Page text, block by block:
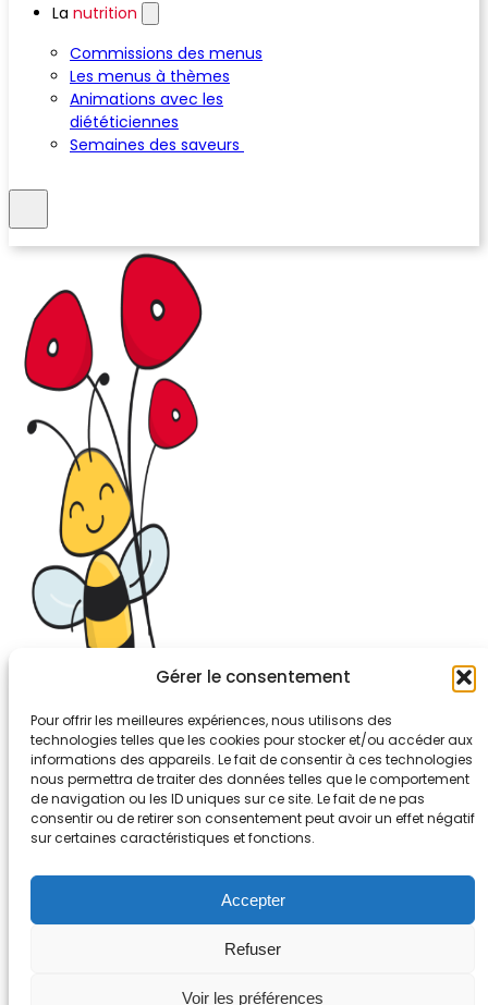
Gérer le consentement
Pour offrir les meilleures expériences, nous utilisons des
technologies telles que les cookies pour stocker et/ou accéder aux
informations des appareils. Le fait de consentir à ces technologies
nous permettra de traiter des données telles que le comportement
de navigation ou les ID uniques sur ce site. Le fait de ne pas
consentir ou de retirer son consentement peut avoir un effet négatif
sur certaines caractéristiques et fonctions.
Accepter
Refuser
Voir les préférences
La nutrition
Commissions des menus
Les menus à thèmes
Animations avec les
diététiciennes
Semaines des saveurs
26-30, rue de Bellevue
92700 COLOMBES
Tél. 01.56.83.88.30
Mentions légales